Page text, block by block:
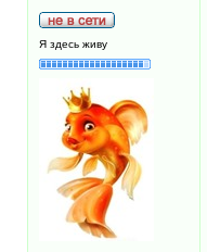
Я здесь живу